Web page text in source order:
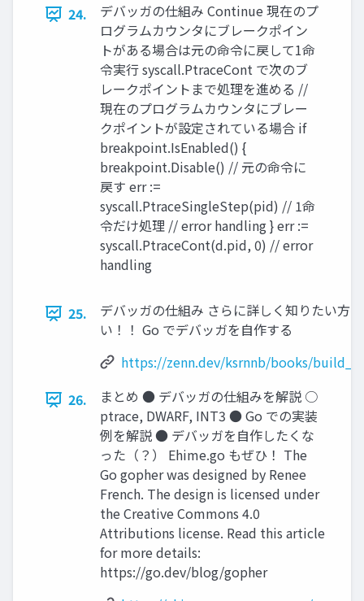
24.
デバッガの仕組み Continue 現在のプ
ログラムカウンタにブレークポイン
トがある場合は元の命令に戻して1命
令実行 syscall.PtraceCont で次のブ
レークポイントまで処理を進める //
現在のプログラムカウンタにブレー
クポイントが設定されている場合 if
breakpoint.IsEnabled() {
breakpoint.Disable() // 元の命令に
戻す err :=
syscall.PtraceSingleStep(pid) // 1命
令だけ処理 // error handling } err :=
syscall.PtraceCont(d.pid, 0) // error
handling
25.
デバッガの仕組み さらに詳しく知りたい方
い！！ Go でデバッガを自作する
https://zenn.dev/ksrnnb/books/
26.
まとめ ● デバッガの仕組みを解説 ○
ptrace, DWARF, INT3 ● Go での実装
例を解説 ● デバッガを自作したくな
った（？） Ehime.go もぜひ！ The
Go gopher was designed by Renee
French. The design is licensed under
the Creative Commons 4.0
Attributions license. Read this article
for more details:
https://go.dev/blog/gopher